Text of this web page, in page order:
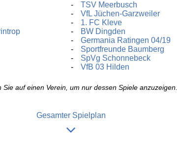
TSV Meerbusch
VfL Jüchen-Garzweiler
1. FC Kleve
BW Dingden
Germania Ratingen 04/19
Sportfreunde Baumberg
SpVg Schonnebeck
VfB 03 Hilden
Sie auf einen Verein, um nur dessen Spiele anzuzeigen.
Gesamter Spielplan